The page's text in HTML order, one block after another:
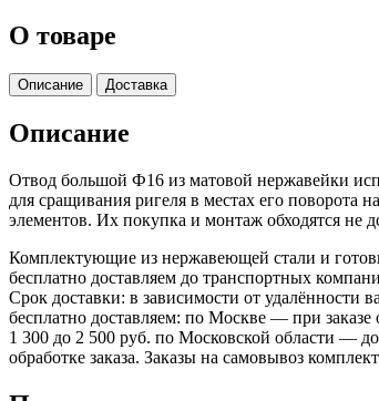
О товаре
Описание Доставка
Описание
Отвод большой Ф16 из матовой нержавейки
для сращивания ригеля в местах его поворота
элементов. Их покупка и монтаж обходятся не
Комплектующие из нержавеющей стали и
бесплатно доставляем до транспортных
Срок доставки: в зависимости от удалённости
бесплатно доставляем: по Москве — при
1 300 до 2 500 руб. по Московской области —
обработке заказа. Заказы на самовывоз